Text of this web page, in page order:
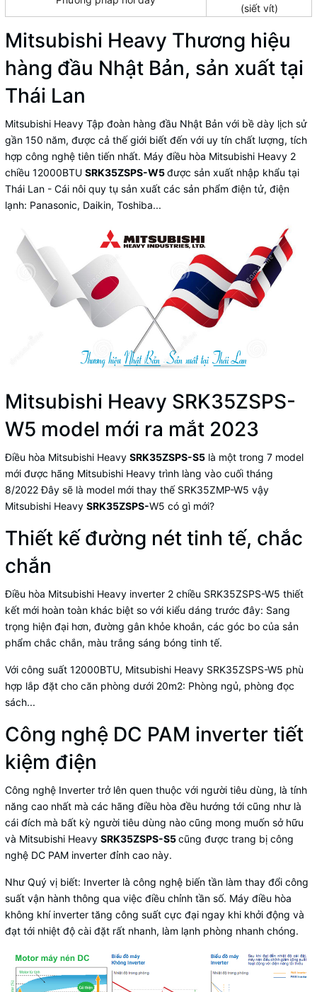
(siết vít)
Mitsubishi Heavy Thương hiệu
hàng đầu Nhật Bản, sản xuất tại
Thái Lan
Mitsubishi Heavy Tập đoàn hàng đầu Nhật Bản với bề dày lịch sử
gần 150 năm, được cả thế giới biết đến với uy tín chất lượng, tích
hợp công nghệ tiên tiến nhất. Máy điều hòa Mitsubishi Heavy 2
chiều 12000BTU SRK35ZSPS-W5được sản xuất nhập khẩu tại
Thái Lan - Cái nôi quy tụ sản xuất các sản phẩm điện tử, điện
lạnh: Panasonic, Daikin, Toshiba...
Mitsubishi Heavy SRK35ZSPS-
W5 model mới ra mắt 2023
Điều hòa Mitsubishi Heavy SRK35ZSPS-S5 là một trong 7 model
mới được hãng Mitsubishi Heavy trình làng vào cuối tháng
8/2022 Đây sẽ là model mới thay thế SRK35ZMP-W5 vậy
Mitsubishi Heavy SRK35ZSPS-W5 có gì mới?
Thiết kế đường nét tinh tế, chắc
chắn
Điều hòa Mitsubishi Heavy inverter 2 chiều SRK35ZSPS-W5 thiết
kết mới hoàn toàn khác biệt so với kiểu dáng trước đây: Sang
trọng hiện đại hơn, đường gân khỏe khoắn, các góc bo của sản
phẩm chắc chắn, màu trắng sáng bóng tinh tế.
Với công suất 12000BTU, Mitsubishi Heavy SRK35ZSPS-W5 phù
hợp lắp đặt cho căn phòng dưới 20m2: Phòng ngủ, phòng đọc
sách...
Công nghệ DC PAM inverter tiết
kiệm điện
Công nghệ Inverter trở lên quen thuộc với người tiêu dùng, là tính
năng cao nhất mà các hãng điều hòa đều hướng tới cũng như là
cái đích mà bất kỳ người tiêu dùng nào cũng mong muốn sở hữu
và Mitsubishi Heavy SRK35ZSPS-S5cũng được trang bị công
nghệ DC PAM inverter đỉnh cao này.
Như Quý vị biết: Inverter là công nghệ biến tần làm thay đổi công
suất vận hành thông qua việc điều chỉnh tần số. Máy điều hòa
không khí inverter tăng công suất cực đại ngay khi khởi động và
đạt tới nhiệt độ cài đặt rất nhanh, làm lạnh phòng nhanh chóng.